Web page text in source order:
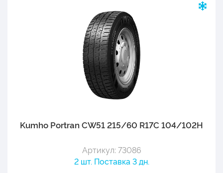
Kumho Portran CW51 215/60 R17C 104/102H
Артикул: 73086
2 шт. Поставка 3 дн.